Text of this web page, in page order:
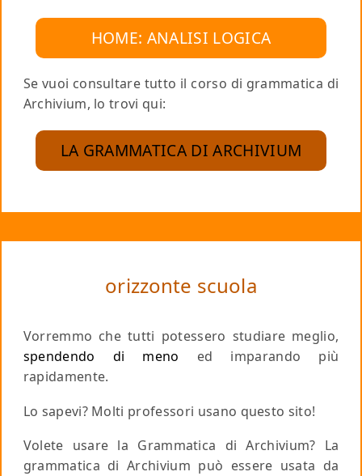
HOME: ANALISI LOGICA
Se vuoi consultare tutto il corso di grammatica di
Archivium, lo trovi qui:
LA GRAMMATICA DI ARCHIVIUM
orizzonte scuola
Vorremmo che tutti potessero studiare meglio,
spendendo di meno ed imparando più
rapidamente.
Lo sapevi? Molti professori usano questo sito!
Volete usare la Grammatica di Archivium? La
grammatica di Archivium può essere usata da